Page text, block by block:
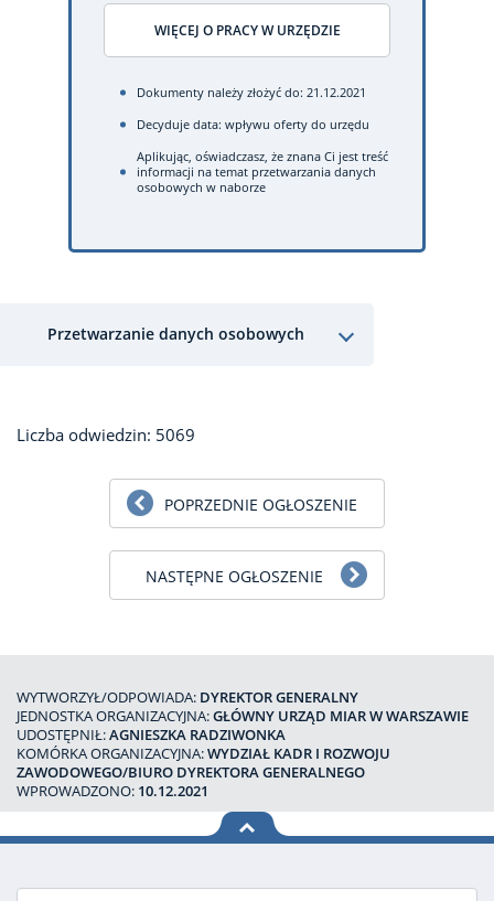
WIĘCEJ O PRACY W URZĘDZIE
Dokumenty należy złożyć do: 21.12.2021
Decyduje data: wpływu oferty do urzędu
Aplikując, oświadczasz, że znana Ci jest treść
informacji na temat przetwarzania danych
osobowych w naborze
Przetwarzanie danych osobowych
Liczba odwiedzin: 5069
POPRZEDNIE OGŁOSZENIE
NASTĘPNE OGŁOSZENIE
WYTWORZYŁ/ODPOWIADA: DYREKTOR GENERALNY
JEDNOSTKA ORGANIZACYJNA:GŁÓWNY URZĄD MIAR W WARSZAWIE
UDOSTĘPNIŁ:AGNIESZKA RADZIWONKA
KOMÓRKA ORGANIZACYJNA:WYDZIAŁ KADR I ROZWOJU
ZAWODOWEGO/BIURO DYREKTORA GENERALNEGO
WPROWADZONO: 10.12.2021
na górę